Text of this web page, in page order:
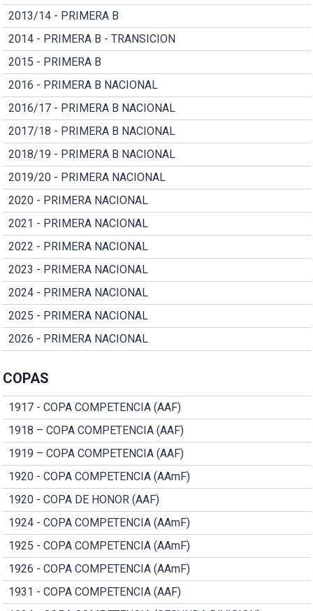
2013/14 - PRIMERA B
2014 - PRIMERA B - TRANSICION
2015 - PRIMERA B
2016 - PRIMERA B NACIONAL
2016/17 - PRIMERA B NACIONAL
2017/18 - PRIMERA B NACIONAL
2018/19 - PRIMERA B NACIONAL
2019/20 - PRIMERA NACIONAL
2020 - PRIMERA NACIONAL
2021 - PRIMERA NACIONAL
2022 - PRIMERA NACIONAL
2023 - PRIMERA NACIONAL
2024 - PRIMERA NACIONAL
2025 - PRIMERA NACIONAL
2026 - PRIMERA NACIONAL
COPAS
1917 - COPA COMPETENCIA (AAF)
1918 – COPA COMPETENCIA (AAF)
1919 – COPA COMPETENCIA (AAF)
1920 - COPA COMPETENCIA (AAmF)
1920 - COPA DE HONOR (AAF)
1924 - COPA COMPETENCIA (AAmF)
1925 - COPA COMPETENCIA (AAmF)
1926 - COPA COMPETENCIA (AAmF)
1931 - COPA COMPETENCIA (AAF)